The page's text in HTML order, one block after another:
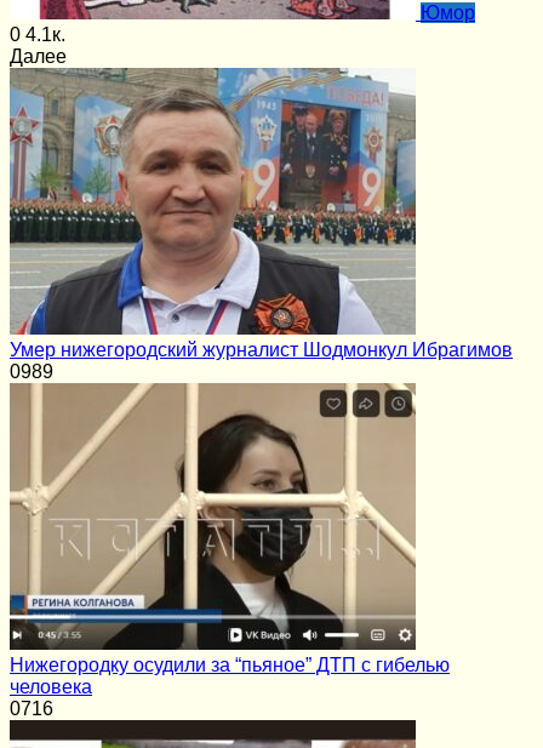
Юмор
0 4.1к.
Далее
Умер нижегородский журналист Шодмонкул Ибрагимов
0989
Нижегородку осудили за “пьяное” ДТП с гибелью
человека
0716